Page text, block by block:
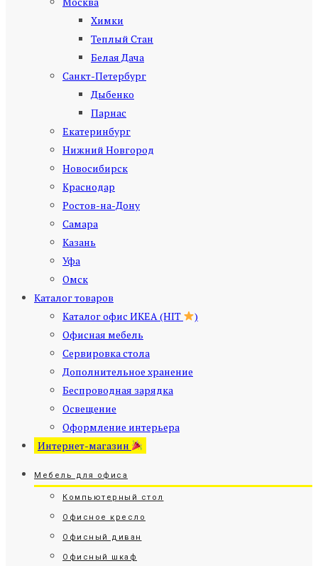
Химки
Теплый Стан
Белая Дача
Санкт-Петербург
Дыбенко
Парнас
Екатеринбург
Нижний Новгород
Новосибирск
Краснодар
Ростов-на-Дону
Самара
Казань
Уфа
Омск
Каталог товаров
Каталог офис ИКЕА (HIT
)
Офисная мебель
Сервировка стола
Дополнительное хранение
Беспроводная зарядка
Освещение
Оформление интерьера
Интернет-магазин
Мебель для офиса
Компьютерный стол
Офисное кресло
Офисный диван
Офисный шкаф